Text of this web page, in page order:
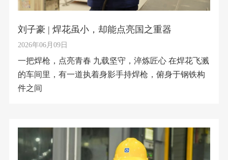
刘子豪 | 焊花虽小，却能点亮国之重器
2026年06月09日
一把焊枪，点亮青春 九载坚守，淬炼匠心 在焊花飞溅
的车间里，有一道执着身影手持焊枪，俯身于钢铁构
件之间